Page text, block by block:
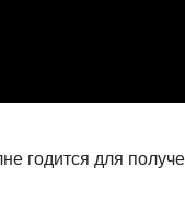
годится для